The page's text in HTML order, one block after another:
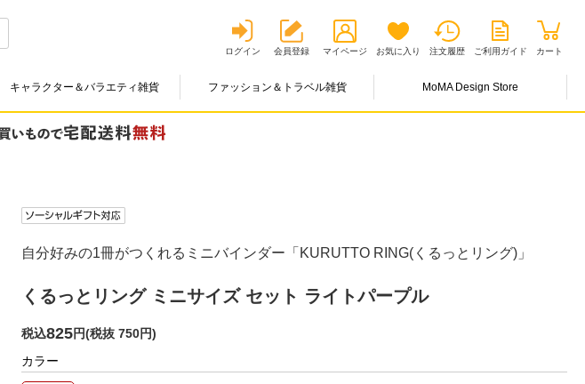
ログイン 会員登録 マイページ お気に入り 注文履歴 ご利用ガイド カート
キャラクター＆バラエティ雑貨 ファッション＆トラベル雑貨 MoMA Design Store
自分好みの1冊がつくれるミニバインダー「KURUTTO RING(くるっとリング)」
くるっとリング ミニサイズ セット ライトパープル
税込825円(税抜 750円)
カラー